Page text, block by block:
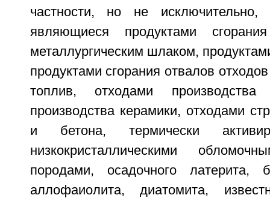
частности, но не исключительно,
являющиеся продуктами
металлургическим шлаком,
продуктами сгорания отвалов
топлив, отходами
производства керамики, отходами
и бетона, термически
низкокристаллическими
породами, осадочного латерита,
аллофаиолита, диатомита,